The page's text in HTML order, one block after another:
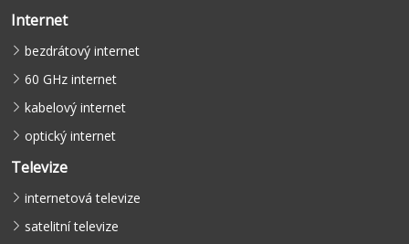
Internet
bezdrátový internet
60 GHz internet
kabelový internet
optický internet
Televize
internetová televize
satelitní televize